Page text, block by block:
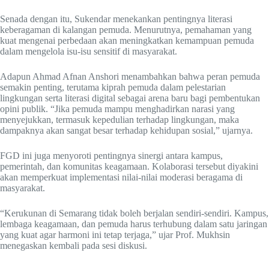
Senada dengan itu, Sukendar menekankan pentingnya literasi
keberagaman di kalangan pemuda. Menurutnya, pemahaman yang
kuat mengenai perbedaan akan meningkatkan kemampuan pemuda
dalam mengelola isu-isu sensitif di masyarakat.
Adapun Ahmad Afnan Anshori menambahkan bahwa peran pemuda
semakin penting, terutama kiprah pemuda dalam pelestarian
lingkungan serta literasi digital sebagai arena baru bagi pembentukan
opini publik. “Jika pemuda mampu menghadirkan narasi yang
menyejukkan, termasuk kepedulian terhadap lingkungan, maka
dampaknya akan sangat besar terhadap kehidupan sosial,” ujarnya.
FGD ini juga menyoroti pentingnya sinergi antara kampus,
pemerintah, dan komunitas keagamaan. Kolaborasi tersebut diyakini
akan memperkuat implementasi nilai-nilai moderasi beragama di
masyarakat.
“Kerukunan di Semarang tidak boleh berjalan sendiri-sendiri. Kampus,
lembaga keagamaan, dan pemuda harus terhubung dalam satu jaringan
yang kuat agar harmoni ini tetap terjaga,” ujar Prof. Mukhsin
menegaskan kembali pada sesi diskusi.